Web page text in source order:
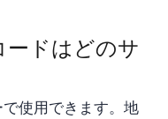
ドはどのサ
使用できます。地